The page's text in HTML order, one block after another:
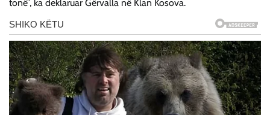
tonë”, ka deklaruar Gërvalla në Klan Kosova.